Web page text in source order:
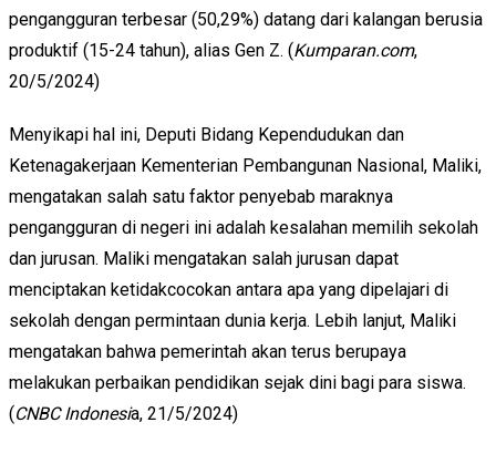
pengangguran terbesar (50,29%) datang dari kalangan berusia
produktif (15-24 tahun), alias Gen Z. (Kumparan.com,
20/5/2024)
Menyikapi hal ini, Deputi Bidang Kependudukan dan
Ketenagakerjaan Kementerian Pembangunan Nasional, Maliki,
mengatakan salah satu faktor penyebab maraknya
pengangguran di negeri ini adalah kesalahan memilih sekolah
dan jurusan. Maliki mengatakan salah jurusan dapat
menciptakan ketidakcocokan antara apa yang dipelajari di
sekolah dengan permintaan dunia kerja. Lebih lanjut, Maliki
mengatakan bahwa pemerintah akan terus berupaya
melakukan perbaikan pendidikan sejak dini bagi para siswa.
(CNBC Indonesia, 21/5/2024)